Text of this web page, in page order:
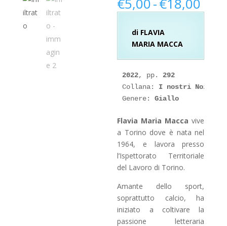
di
a
di FLAVIA
MARIA MACCA
2022, pp. 292
Collana: I nostri Noir
Genere: Giallo
Flavia Maria Macca vive
a Torino dove è nata nel
1964, e lavora presso
l’Ispettorato Territoriale
del Lavoro di Torino.
Amante dello sport,
soprattutto calcio, ha
iniziato a coltivare la
passione letteraria